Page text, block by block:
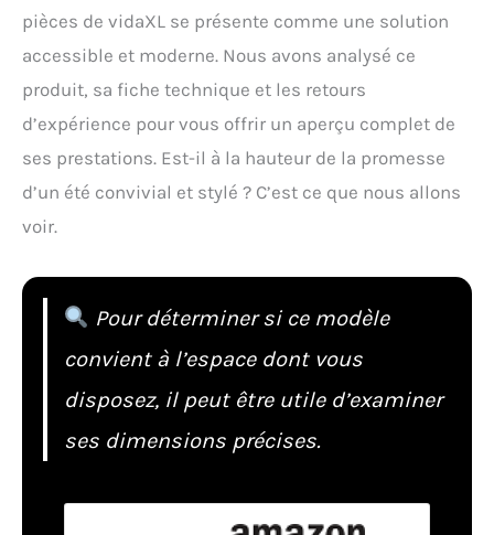
pièces de vidaXL se présente comme une solution
accessible et moderne. Nous avons analysé ce
produit, sa fiche technique et les retours
d’expérience pour vous offrir un aperçu complet de
ses prestations. Est-il à la hauteur de la promesse
d’un été convivial et stylé ? C’est ce que nous allons
voir.
Pour déterminer si ce modèle
convient à l’espace dont vous
disposez, il peut être utile d’examiner
ses dimensions précises.